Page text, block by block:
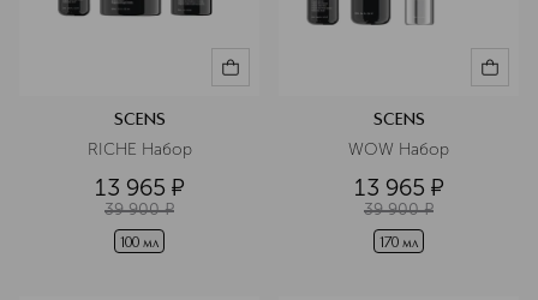
SCENS
RICHE Набор
13 965 ¤
39 900 ¤
100 мл
SCENS
WOW Набор
13 965 ¤
39 900 ¤
170 мл